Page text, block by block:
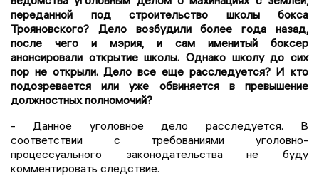
переданной под строительство школы бокса
Трояновского? Дело возбудили более года назад,
после чего и мэрия, и сам именитый боксер
анонсировали открытие школы. Однако школу до сих
пор не открыли. Дело все еще расследуется? И кто
подозревается или уже обвиняется в превышение
должностных полномочий?
- Данное уголовное дело расследуется. В
соответствии с требованиями уголовно-
процессуального законодательства не буду
комментировать следствие.